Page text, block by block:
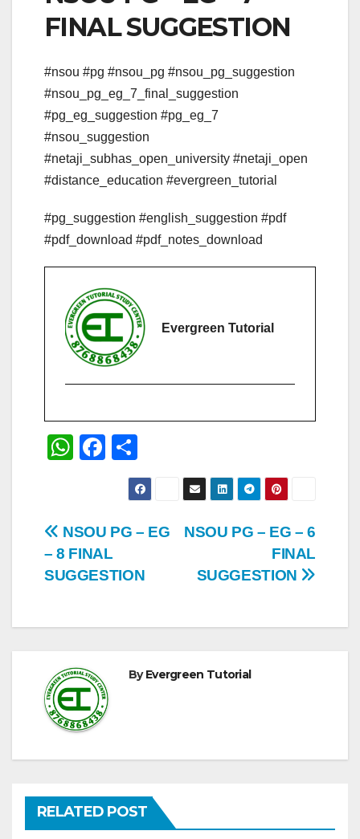
FINAL SUGGESTION
#nsou #pg #nsou_pg #nsou_pg_suggestion
#nsou_pg_eg_7_final_suggestion
#pg_eg_suggestion #pg_eg_7
#nsou_suggestion
#netaji_subhas_open_university #netaji_open
#distance_education #evergreen_tutorial
#pg_suggestion #english_suggestion #pdf
#pdf_download #pdf_notes_download
Evergreen Tutorial
W
s
A
p
F
e
b
o
k
h
ar
e
Post
navigation
NSOU PG – EG – 6
FINAL
SUGGESTION
NSOU PG – EG
– 8 FINAL
SUGGESTION
ByEvergreen Tutorial
RELATED POST